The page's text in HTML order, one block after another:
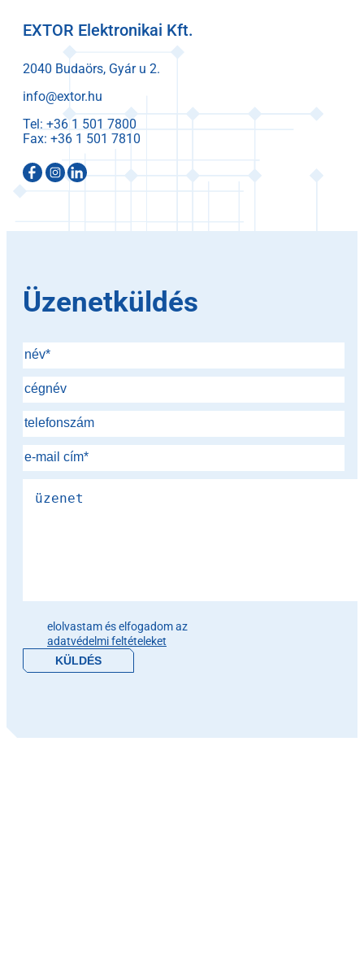
EXTOR Elektronikai Kft.
2040 Budaörs, Gyár u 2.
info@extor.hu
Tel:
Fax:
Üzenetküldés
elolvastam és elfogadom az
adatvédelmi feltételeket